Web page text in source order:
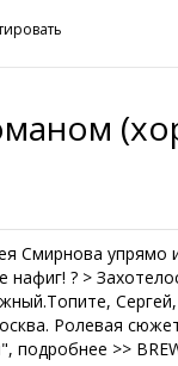
Смирнова упрямо
нафиг! ? >
Ролевая
подробнее >>